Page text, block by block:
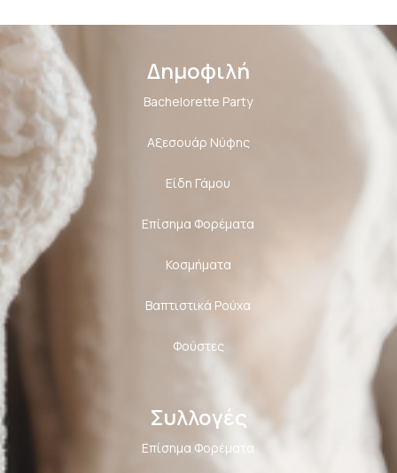
Δημοφιλή
Bachelorette Party
Αξεσουάρ Νύφης
Είδη Γάμου
Επίσημα Φορέματα
Κοσμήματα
Βαπτιστικά Ρούχα
Φούστες
Συλλογές
Επίσημα Φορέματα